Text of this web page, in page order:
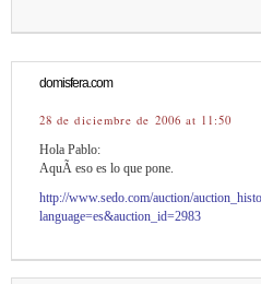
domisfera.com
28 de diciembre de 2006 at 11:50
Hola Pablo:
AquÃ­ eso es lo que pone.
http://www.sedo.com/auction/
language=es&auction_id=2983